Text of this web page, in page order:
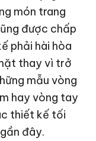
món trang
được chấp
phải hài hòa
thay vì trở
mẫu vòng
hay vòng tay
thiết kế tối
đây.